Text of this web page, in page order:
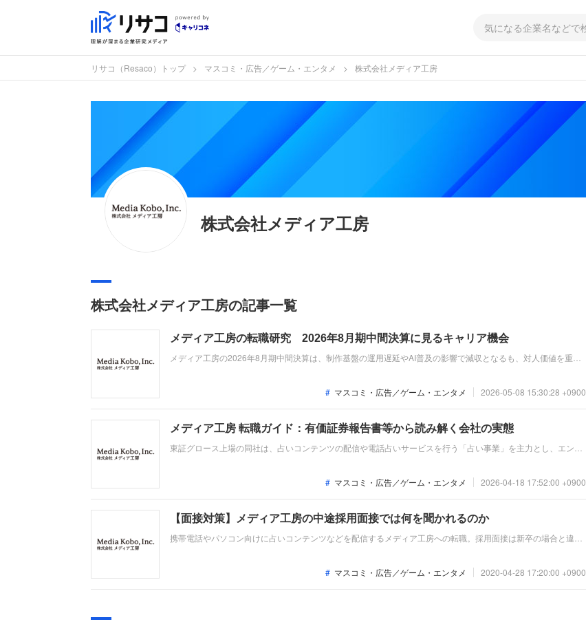
リサコ（Resaco）トップ マスコミ・広告／ゲーム・エンタメ 株式会社メディア工房
株式会社メディア工房
株式会社メディア工房の記事一覧
メディア工房の転職研究 2026年8月期中間決算に見るキャリア機会
メディア工房の2026年8月期中間決算は、制作基盤の運用遅延やAI普及の影響で減収となるも、対人価値を重視
マスコミ・広告／ゲーム・エンタメ 2026-05-08 15:30:28 +0900
メディア工房 転職ガイド：有価証券報告書等から読み解く会社の実態
東証グロース上場の同社は、占いコンテンツの配信や電話占いサービスを行う「占い事業」を主力とし、エンタ
マスコミ・広告／ゲーム・エンタメ 2026-04-18 17:52:00 +0900
【面接対策】メディア工房の中途採用面接では何を聞かれるのか
携帯電話やパソコン向けに占いコンテンツなどを配信するメディア工房への転職。採用面接は新卒の場合と違
マスコミ・広告／ゲーム・エンタメ 2020-04-28 17:20:00 +0900